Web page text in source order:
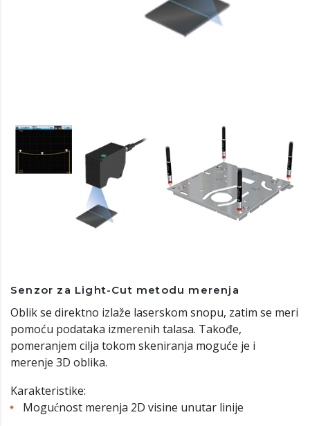
Senzor za Light-Cut metodu merenja
Oblik se direktno izlaže laserskom snopu, zatim se meri
pomoću podataka izmerenih talasa. Takođe,
pomeranjem cilja tokom skeniranja moguće je i
merenje 3D oblika.
Karakteristike:
Mogućnost merenja 2D visine unutar linije